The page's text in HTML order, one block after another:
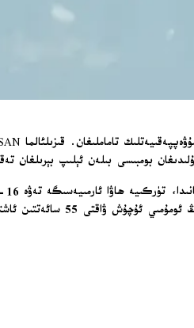
ۋاقتى 55 سائەتتىن ئاشتى.